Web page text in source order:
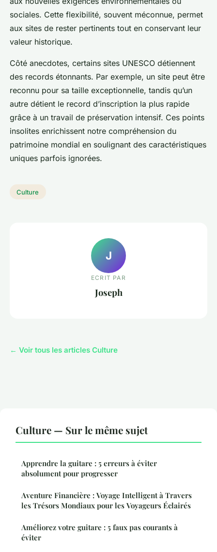
sociales. Cette flexibilité, souvent méconnue, permet
aux sites de rester pertinents tout en conservant leur
valeur historique.
Côté anecdotes, certains sites UNESCO détiennent
des records étonnants. Par exemple, un site peut être
reconnu pour sa taille exceptionnelle, tandis qu’un
autre détient le record d’inscription la plus rapide
grâce à un travail de préservation intensif. Ces points
insolites enrichissent notre compréhension du
patrimoine mondial en soulignant des caractéristiques
uniques parfois ignorées.
Culture
J
ECRIT PAR
Joseph
← Voir tous les articles Culture
Culture — Sur le même sujet
Apprendre la guitare : 5 erreurs à éviter
absolument pour progresser
Aventure Financière : Voyage Intelligent à Travers
les Trésors Mondiaux pour les Voyageurs Éclairés
Améliorez votre guitare : 5 faux pas courants à
éviter